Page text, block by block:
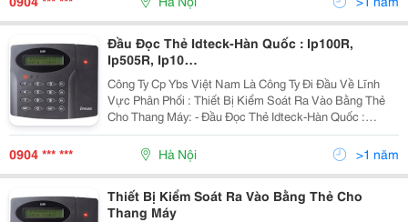
Đầu Đọc Thẻ Idteck-Hàn Quốc : Ip100R,
Ip505R, Ip10…
Công Ty Cp Ybs Việt Nam Là Công Ty Đi Đầu Về Lĩnh
Vực Phân Phối : Thiết Bị Kiểm Soát Ra Vào Bằng Thẻ
Cho Thang Máy: - Đầu Đọc Thẻ Idteck-Hàn Quốc :
Ip100R, Ip505R, Ip10&Hellip; - Bo Mạch Elevator 384,
0904 *** *** Hà Nội >1 năm
Thiết Bị Kiểm Soát Ra Vào Bằng Thẻ Cho
Thang Máy